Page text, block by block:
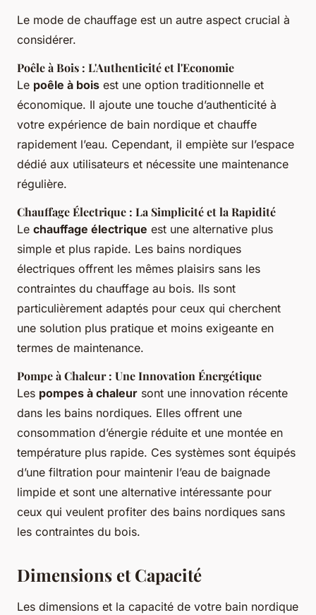
Le mode de chauffage est un autre aspect crucial à
considérer.
Poêle à Bois : L'Authenticité et l'Economie
Le poêle à bois est une option traditionnelle et
économique. Il ajoute une touche d’authenticité à
votre expérience de bain nordique et chauffe
rapidement l’eau. Cependant, il empiète sur l’espace
dédié aux utilisateurs et nécessite une maintenance
régulière.
Chauffage Électrique : La Simplicité et la Rapidité
Le chauffage électrique est une alternative plus
simple et plus rapide. Les bains nordiques
électriques offrent les mêmes plaisirs sans les
contraintes du chauffage au bois. Ils sont
particulièrement adaptés pour ceux qui cherchent
une solution plus pratique et moins exigeante en
termes de maintenance.
Pompe à Chaleur : Une Innovation Énergétique
Les pompes à chaleur sont une innovation récente
dans les bains nordiques. Elles offrent une
consommation d’énergie réduite et une montée en
température plus rapide. Ces systèmes sont équipés
d’une filtration pour maintenir l’eau de baignade
limpide et sont une alternative intéressante pour
ceux qui veulent profiter des bains nordiques sans
les contraintes du bois.
Dimensions et Capacité
Les dimensions et la capacité de votre bain nordique